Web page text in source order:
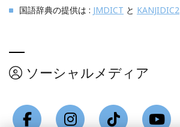
国語辞典の提供は : JMDICT と KANJIDIC2
ソーシャルメディア